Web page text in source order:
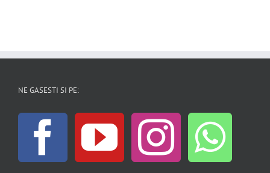
NE GASESTI SI PE: